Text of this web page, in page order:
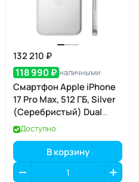
132 210 ₽
118 990 ₽ наличными
Смартфон Apple iPhone
17 Pro Max, 512 ГБ, Silver
(Серебристый) Dual
eSIM
Доступно
В корзину